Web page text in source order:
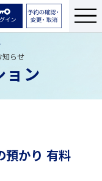
知らせ
ョン
預かり 有料